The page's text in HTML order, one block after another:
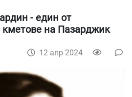
- един от
на Пазарджик
12 апр 2024